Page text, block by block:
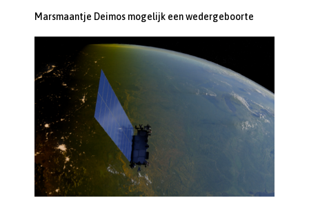
Marsmaantje Deimos mogelijk een wedergeboorte